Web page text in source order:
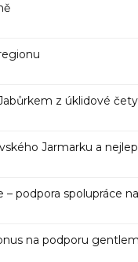
z úklidové
Jarmarku a
– podpora spolupráce
na podporu